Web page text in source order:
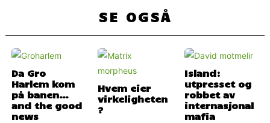
SE OGSÅ
Da Gro
Harlem kom
på banen…
and the good
news
Hvem eier
virkeligheten
?
Island:
utpresset og
robbet av
internasjonal
mafia